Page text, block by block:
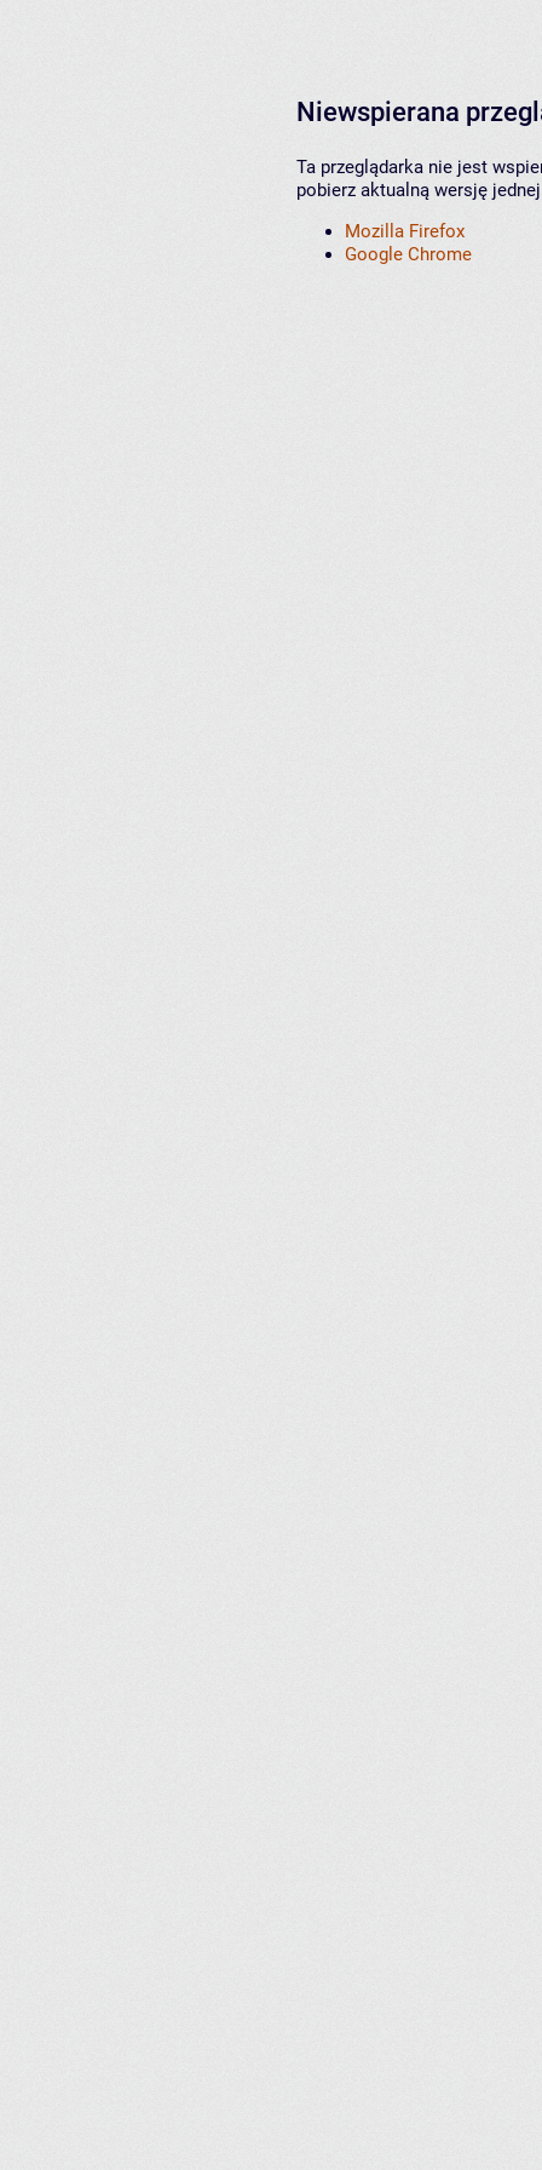
Niewspierana
Ta przeglądarka nie jest
pobierz aktualną wersję
Mozilla Firefox
Google Chrome